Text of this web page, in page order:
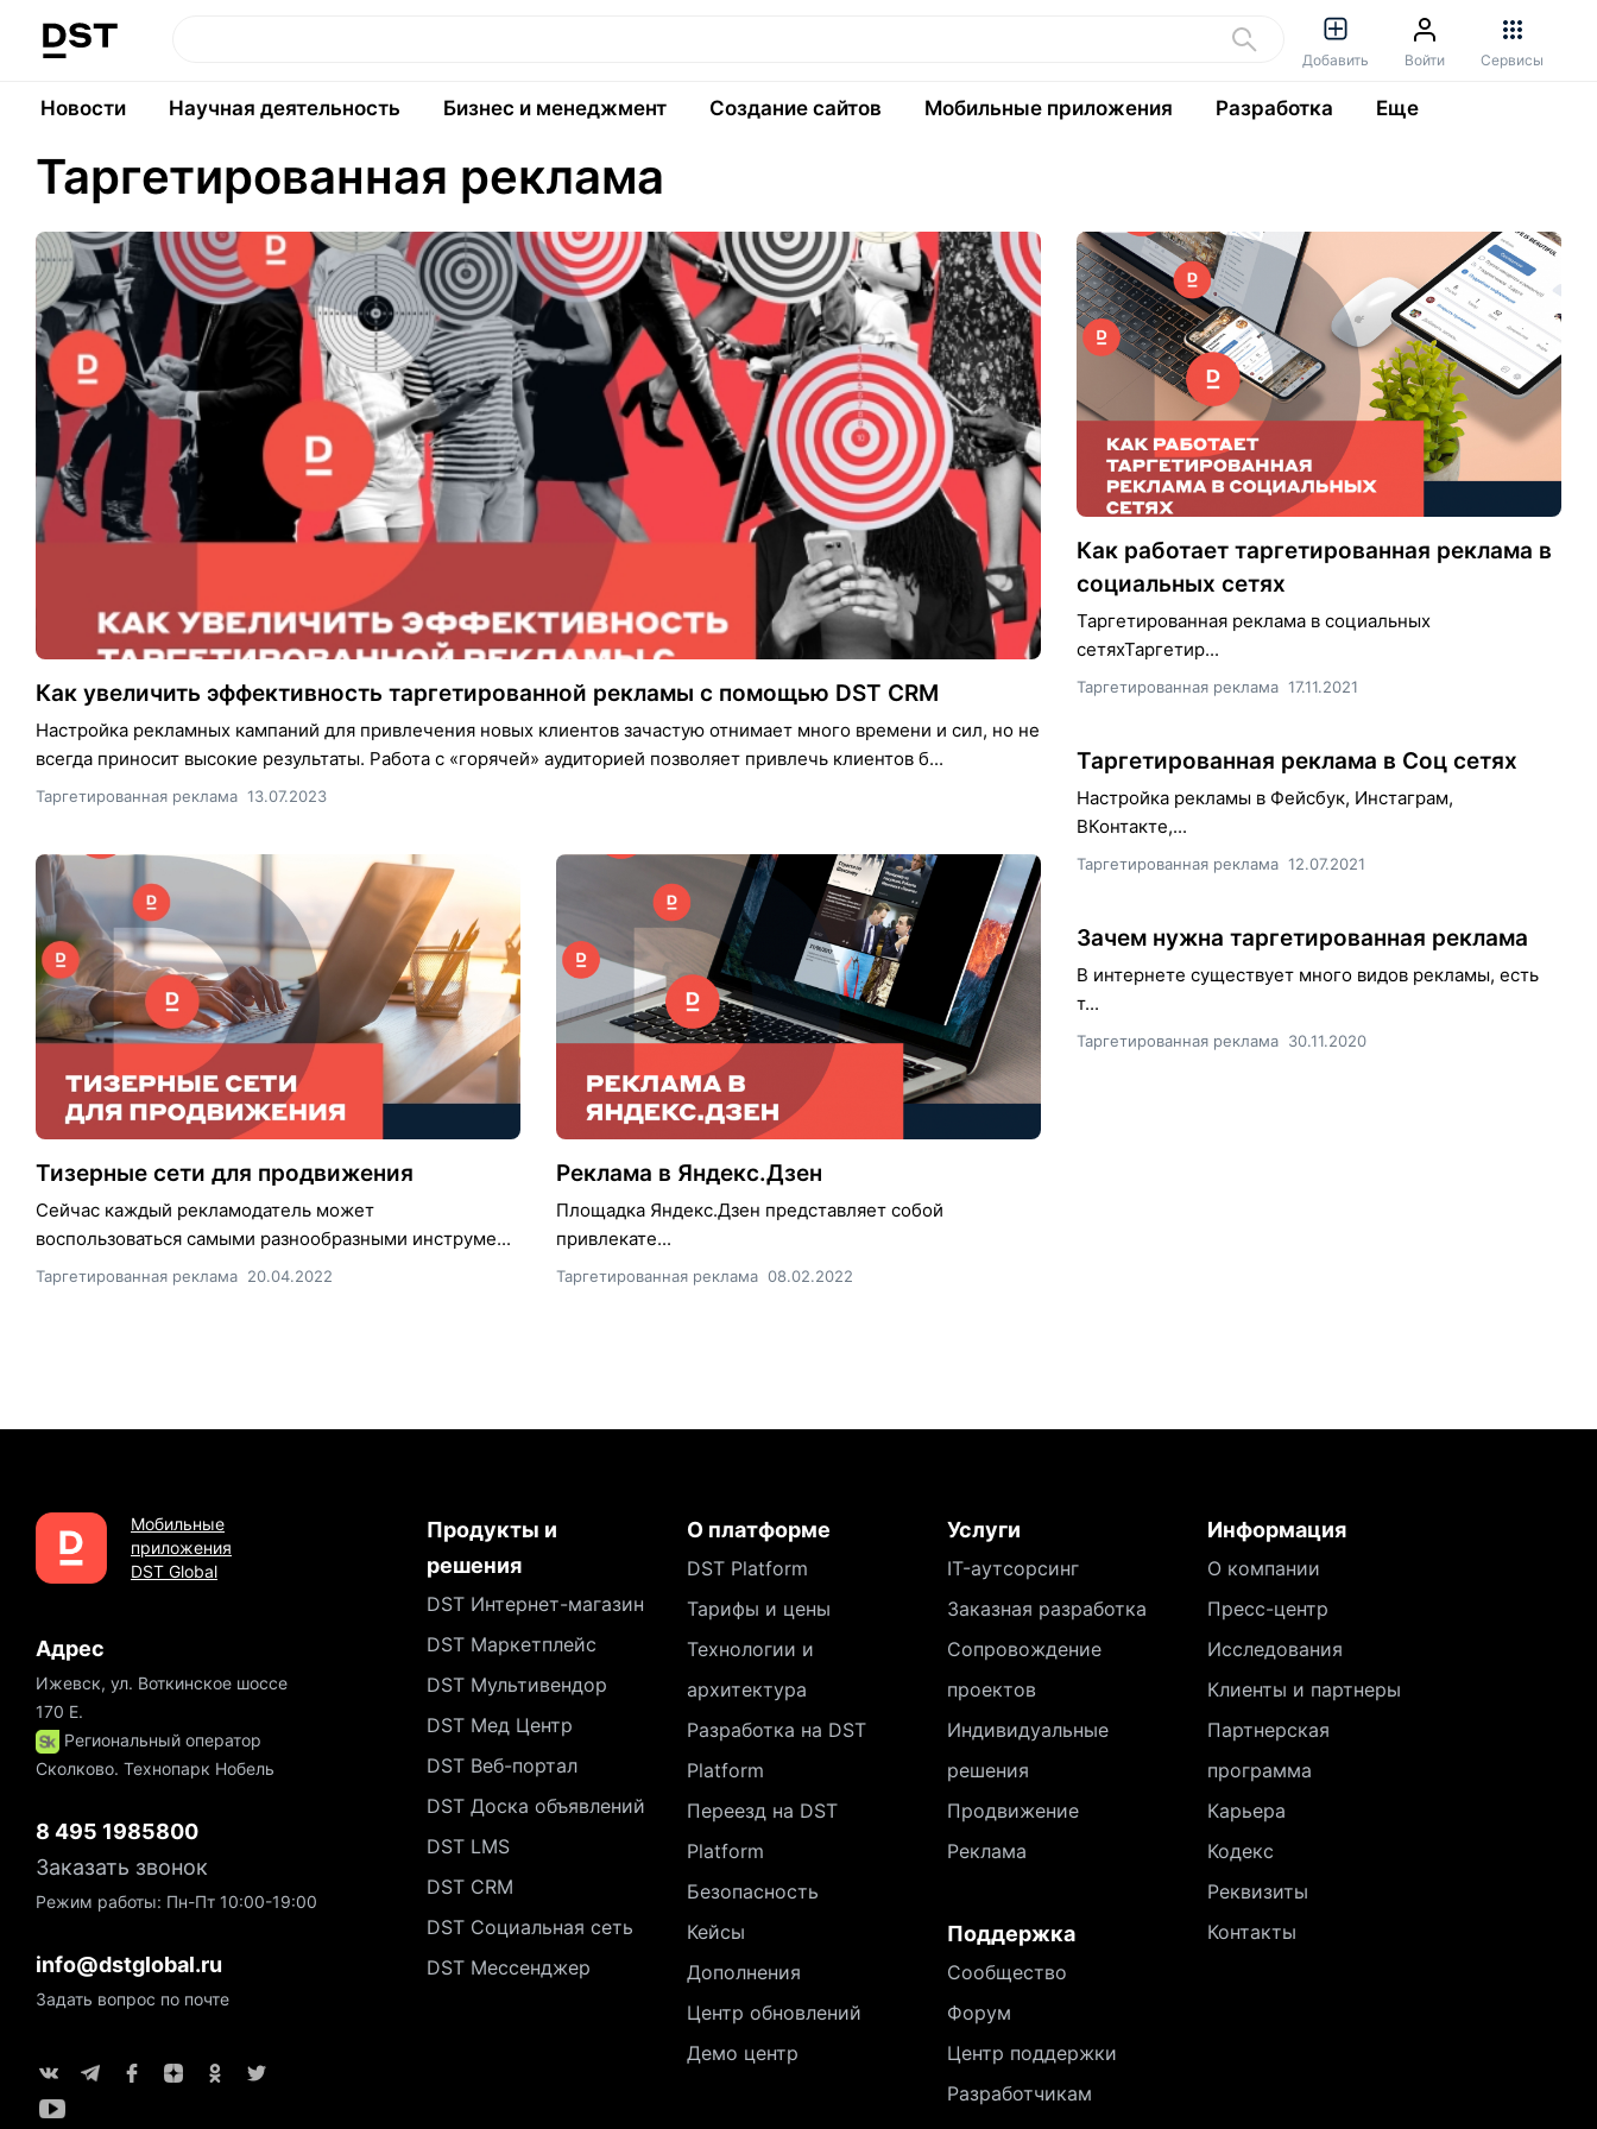
Добавить Войти Сервисы
Новости Научная деятельность Бизнес и менеджмент Создание сайтов Мобильные приложения Разработка Еще
Таргетированная реклама
Как увеличить эффективность таргетированной рекламы с помощью DST CRM
Настройка рекламных кампаний для привлечения новых клиентов зачастую отнимает много времени и сил, но не
всегда приносит высокие результаты. Работа с «горячей» аудиторией позволяет привлечь клиентов б...
Таргетированная реклама 13.07.2023
Тизерные сети для продвижения
Сейчас каждый рекламодатель может
воспользоваться самыми разнообразными инструме...
Таргетированная реклама 20.04.2022
Реклама в Яндекс.Дзен
Площадка Яндекс.Дзен представляет собой
привлекате...
Таргетированная реклама 08.02.2022
Как работает таргетированная реклама в
социальных сетях
Таргетированная реклама в социальных
сетяхТаргетир...
Таргетированная реклама 17.11.2021
Таргетированная реклама в Соц сетях
Настройка рекламы в Фейсбук, Инстаграм,
ВКонтакте,...
Таргетированная реклама 12.07.2021
Зачем нужна таргетированная реклама
В интернете существует много видов рекламы, есть
т...
Таргетированная реклама 30.11.2020
Мобильные
приложения
DST Global
Адрес
Ижевск, ул. Воткинское шоссе
170 Е.
Региональный оператор
Сколково. Технопарк Нобель
8 495 1985800
Заказать звонок
Режим работы: Пн-Пт 10:00-19:00
info@dstglobal.ru
Задать вопрос по почте
Продукты и
решения
DST Интернет-магазин
DST Маркетплейс
DST Мультивендор
DST Мед Центр
DST Веб-портал
DST Доска объявлений
DST LMS
DST CRM
DST Социальная сеть
DST Мессенджер
О платформе
DST Platform
Тарифы и цены
Технологии и
архитектура
Разработка на DST
Platform
Переезд на DST
Platform
Безопасность
Кейсы
Дополнения
Центр обновлений
Демо центр
Услуги
IT-аутсорсинг
Заказная разработка
Сопровождение
проектов
Индивидуальные
решения
Продвижение
Реклама
Поддержка
Сообщество
Форум
Центр поддержки
Разработчикам
Информация
О компании
Пресс-центр
Исследования
Клиенты и партнеры
Партнерская
программа
Карьера
Кодекс
Реквизиты
Контакты